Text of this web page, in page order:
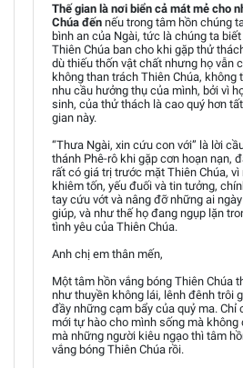
Thế gian là nơi biển cả mát mẻ cho
Chúa đến nếu trong tâm hồn chúng
bình an của Ngài, tức là chúng ta
Thiên Chúa ban cho khi gặp thử
dù thiếu thốn vật chất nhưng họ vẫn
không than trách Thiên Chúa,
nhu cầu hưởng thụ của mình, bởi vì
sinh, của thử thách là cao quý hơn
gian này.
“Thưa Ngài, xin cứu con với” là lời
thánh Phê-rô khi gặp cơn hoạn nạn,
rất có giá trị trước mặt Thiên Chúa,
khiêm tốn, yếu đuối và tin tưởng,
tay cứu vớt và nâng đỡ những ai
giúp, và như thế họ đang ngụp lặn
tình yêu của Thiên Chúa.
Anh chị em thân mến,
Một tâm hồn vắng bóng Thiên Chúa
như thuyền không lái, lênh đênh trôi
đầy những cạm bẩy của quỷ ma. Chỉ
mới tự hào cho mình sống mà không
mà những người kiêu ngạo thì tâm
vắng bóng Thiên Chúa rồi.